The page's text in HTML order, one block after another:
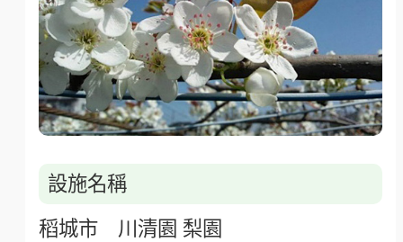
設施名稱
稻城市 川清園 梨園